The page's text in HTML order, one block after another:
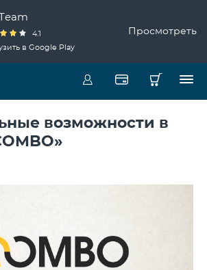
4.1
в Google Play
Просмотреть
возможности в